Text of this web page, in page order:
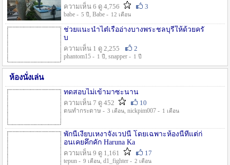
ความเห็น 6 ดู 4,756
3
babe - 5 ปี , Babe - 12 เดือน
ช่วยแนะนำไต๋เรืออ่างบางพระชลบุรีให้ด้วยครั
บ
ความเห็น 1 ดู 2,255
2
phantom15 - 1 ปี , snapper - 1 ปี
ห้องนั่งเล่น
ทดสอบไม่เข้ามาซะนาน
ความเห็น 7 ดู 452
10
ตนทำกระดาษ - 3 เดือน, nickpim007 - 1 เดือน
พักนี้เงียบเหงาจังเวปนี้ โดยเฉพาะห้องนี้ที่แต่ก่
อนเคยคึกคัก Haruna Ka
ความเห็น 9 ดู 1,161
17
tepun - 9 เดือน, d1_fighter - 2 เดือน